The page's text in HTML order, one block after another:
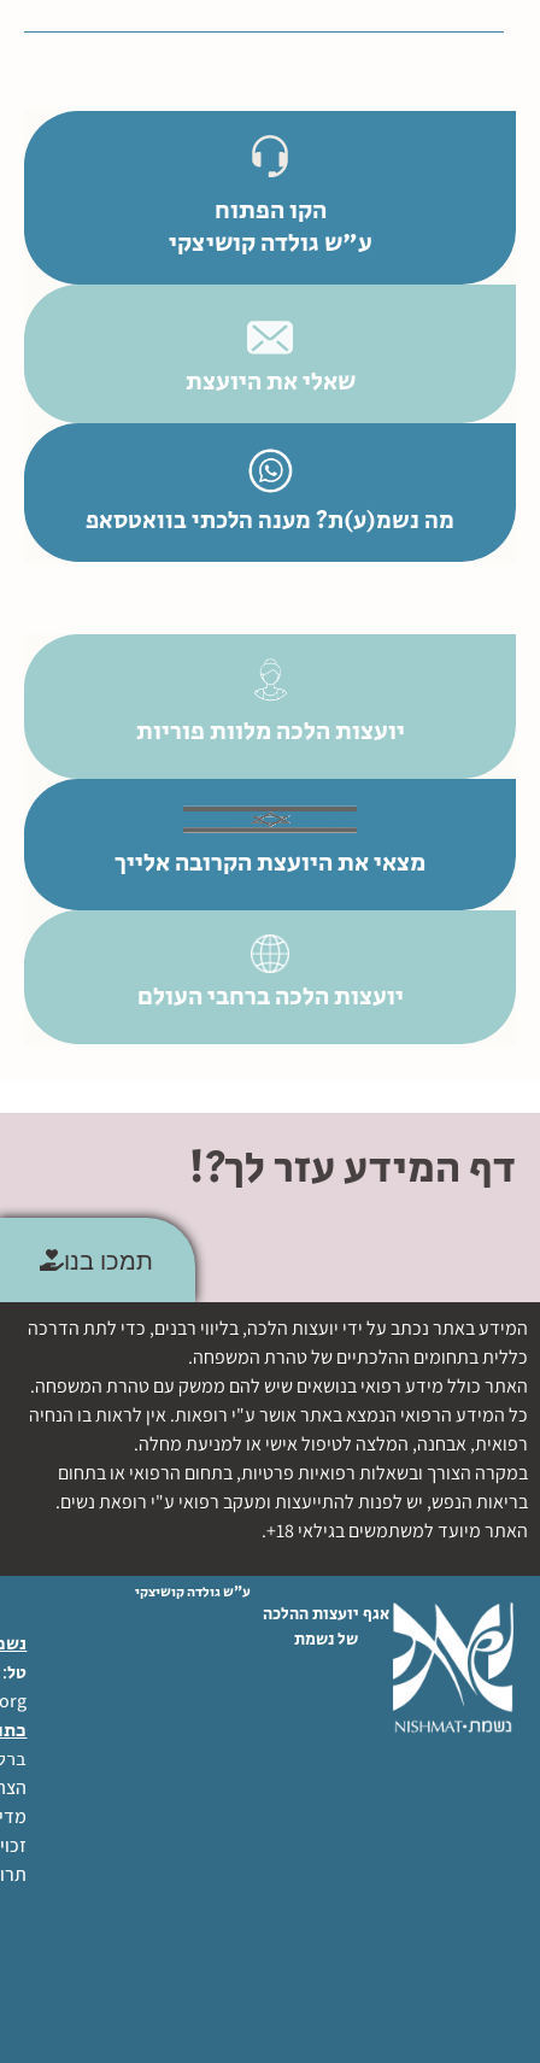
הקו הפתוח
ע"ש גולדה קושיצקי
שאלי את היועצת
מה נשמ(ע)ת? מענה הלכתי בוואטסאפ
יועצות הלכה מלוות פוריות
מצאי את היועצת הקרובה אלייך
יועצות הלכה ברחבי העולם
דף המידע עזר לך?!
תמכו בנו
המידע באתר נכתב על ידי יועצות הלכה, בליווי רבנים, כדי לתת הדרכה
כללית בתחומים ההלכתיים של טהרת המשפחה.
האתר כולל מידע רפואי בנושאים שיש להם ממשק עם טהרת המשפחה.
כל המידע הרפואי הנמצא באתר אושר ע"י רופאות. אין לראות בו הנחיה
רפואית, אבחנה, המלצה לטיפול אישי או למניעת מחלה.
במקרה הצורך ובשאלות רפואיות פרטיות, בתחום הרפואי או בתחום
בריאות הנפש, יש לפנות להתייעצות ומעקב רפואי ע"י רופאת נשים.
האתר מיועד למשתמשים בגילאי 18+.
אגף יועצות ההלכה
של נשמת
ע"ש גולדה קושיצקי
טל: 02-6404333
ברל